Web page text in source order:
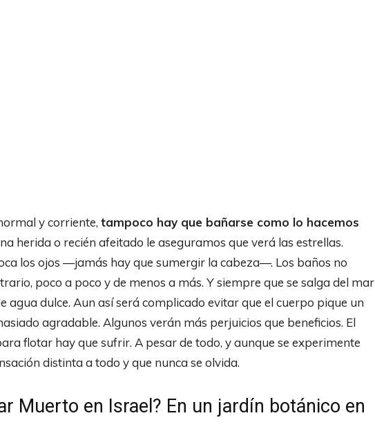
y corriente, tampoco hay que bañarse como lo hacemos
herida o recién afeitado le aseguramos que verá las estrellas.
los ojos —jamás hay que sumergir la cabeza—. Los baños no
poco a poco y de menos a más. Y siempre que se salga del mar
agua dulce. Aun así será complicado evitar que el cuerpo pique un
agradable. Algunos verán más perjuicios que beneficios. El
flotar hay que sufrir. A pesar de todo, y aunque se experimente
distinta a todo y que nunca se olvida.
Muerto en Israel? En un jardín botánico en